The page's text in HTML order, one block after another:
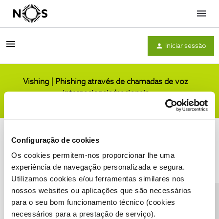
Configuração de cookies
Os cookies permitem-nos proporcionar lhe uma
experiência de navegação personalizada e segura.
Utilizamos cookies e/ou ferramentas similares nos
nossos websites ou aplicações que são necessários
para o seu bom funcionamento técnico (cookies
necessários para a prestação de serviço).
Menu
Iniciar sessão
Vishing | Phishing através de chamadas de voz
internacionais/nacionais
Condições do Fórum NOS Accessibility statement